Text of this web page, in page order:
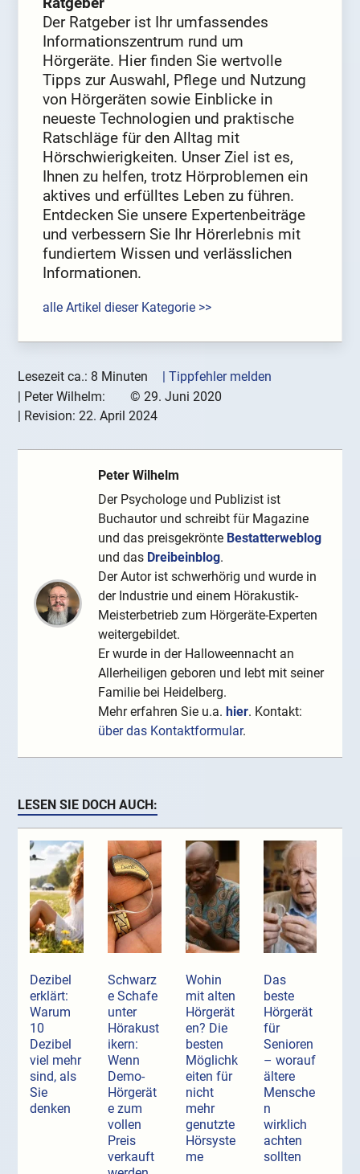
Der Ratgeber ist Ihr umfassendes
Informationszentrum rund um
Hörgeräte. Hier finden Sie wertvolle
Tipps zur Auswahl, Pflege und Nutzung
von Hörgeräten sowie Einblicke in
neueste Technologien und praktische
Ratschläge für den Alltag mit
Hörschwierigkeiten. Unser Ziel ist es,
Ihnen zu helfen, trotz Hörproblemen ein
aktives und erfülltes Leben zu führen.
Entdecken Sie unsere Expertenbeiträge
und verbessern Sie Ihr Hörerlebnis mit
fundiertem Wissen und verlässlichen
Informationen.
alle Artikel dieser Kategorie >>
Lesezeit ca.: 8 Minuten
| Tippfehler melden
Peter Wilhelm: © 29. Juni 2020
| Revision:22. April 2024
Peter Wilhelm
Der Psychologe und Publizist ist
Buchautor und schreibt für Magazine
und das preisgekrönte Bestatterweblog
und das Dreibeinblog.
Der Autor ist schwerhörig und wurde in
der Industrie und einem Hörakustik-
Meisterbetrieb zum Hörgeräte-Experten
weitergebildet.
Er wurde in der Halloweennacht an
Allerheiligen geboren und lebt mit seiner
Familie bei Heidelberg.
Mehr erfahren Sie u.a. hier. Kontakt:
über das Kontaktformular.
LESEN SIE DOCH AUCH:
Dezibel
erklärt:
Warum
10
Dezibel
viel mehr
sind, als
Sie
denken
Schwarz
e Schafe
unter
Hörakust
ikern:
Wenn
Demo-
Hörgerät
e zum
vollen
Preis
verkauft
Wohin
mit alten
Hörgerät
en? Die
besten
Möglichk
eiten für
nicht
mehr
genutzte
Hörsyste
me
Das
beste
Hörgerät
für
Senioren
– worauf
ältere
Mensche
n
wirklich
achten
sollten